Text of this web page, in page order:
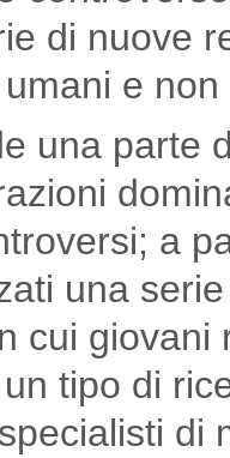
di nuove
e
una parte
a
una
cui giovani
tipo di
di